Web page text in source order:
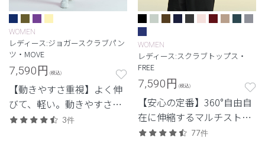
WOMEN
レディース:ジョガースクラブパン
ツ・MOVE
7,590円 (税込)
【動きやすさ重視】よく伸
びて、軽い。動きやすさと
体感を重視した定番・高機
3件
WOMEN
レディース:スクラブトップス・
FREE
7,590円 (税込)
【安心の定番】360°自由自
在に伸縮するマルチストレ
ッチ素材を使用した定番・
77件